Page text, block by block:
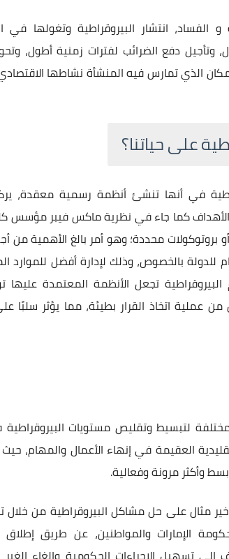
و الفساد، انتشار البيروقراطية وتغولها
وتأجيل دفع الضرائب لفترات زمنية أطول،
الذي تمارس فيه المنشأة نشاطها
على حياتنا؟
في أنها تنشئ أنظمة رسمية معقدة،
كما جاء في نظرية ماكس فيبر مؤسس
أو بروتوكولات محددة؛ وهو أمر بالغ الأهمية من
للدولة بالخصوص، وذلك لإدارة أفضل للموارد
البيروقراطية تجعل الأنظمة المعتمدة
من عملية اتخاذ القرار بطيئة، مما يؤثر سلبًا
لتبسيط وتقليص مستويات
العقيمة في إنهاء الأعمال والمهام،
وأكثر مرونة وفعالية.
خير مثال على حل مشاكل البيروقراطية من خلال
الإمارات والمواطنين، عن طريق إطلاق